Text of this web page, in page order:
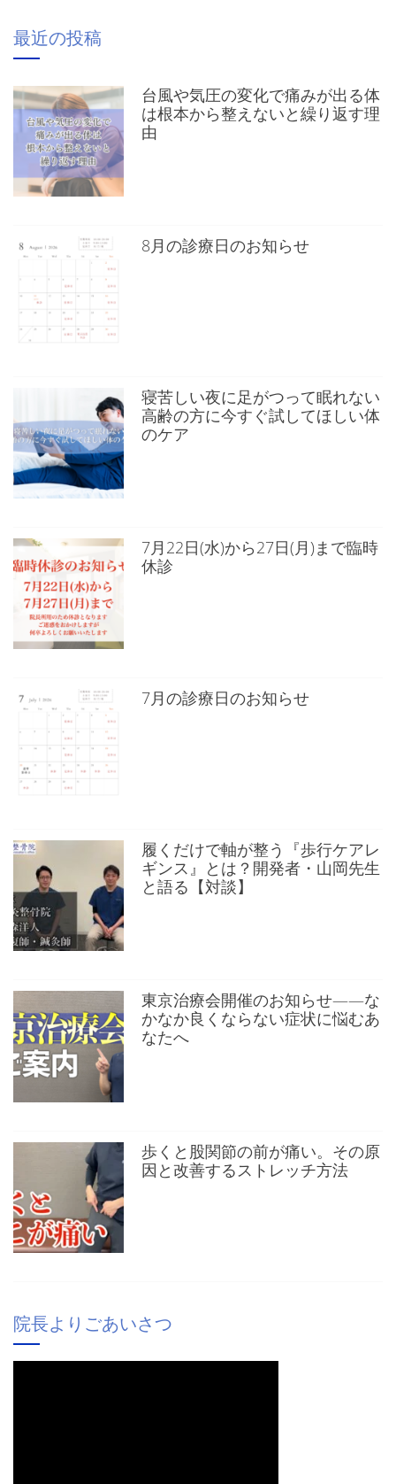
最近の投稿
台風や気圧の変化で痛みが出る体
は根本から整えないと繰り返す理
由
8月の診療日のお知らせ
寝苦しい夜に足がつって眠れない
高齢の方に今すぐ試してほしい体
のケア
7月22日(水)から27日(月)まで臨時
休診
7月の診療日のお知らせ
履くだけで軸が整う『歩行ケアレ
ギンス』とは？開発者・山岡先生
と語る【対談】
東京治療会開催のお知らせ——な
かなか良くならない症状に悩むあ
なたへ
歩くと股関節の前が痛い。その原
因と改善するストレッチ方法
院長よりごあいさつ